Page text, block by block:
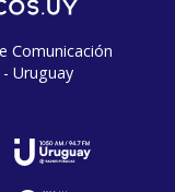
Comunicación
Uruguay